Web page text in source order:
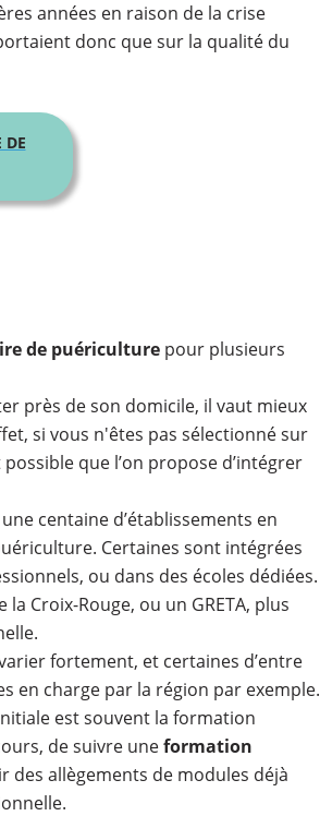
années en raison de la crise
donc que sur la qualité du
DE
de puériculturepour plusieurs
près de son domicile, il vaut mieux
si vous n'êtes pas sélectionné sur
que l’on propose d’intégrer
centaine d’établissements en
Certaines sont intégrées
ou dans des écoles dédiées.
Croix-Rouge, ou un GRETA, plus
fortement, et certaines d’entre
en charge par la région par exemple.
est souvent la formation
de suivre uneformation
des allègements de modules déjà